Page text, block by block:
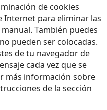
de cookies
Internet para eliminar las
También puedes
pueden ser colocadas.
de tu navegador de
cada vez que se
más información sobre
de la sección